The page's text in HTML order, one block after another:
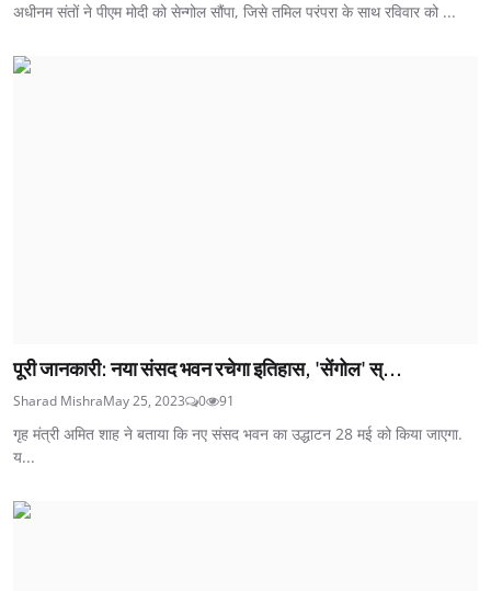
अधीनम संतों ने पीएम मोदी को सेन्गोल सौंपा, जिसे तमिल परंपरा के साथ रविवार को ...
पूरी जानकारी: नया संसद भवन रचेगा इतिहास, 'सेंगोल' स्...
Sharad MishraMay 25, 2023 0 91
गृह मंत्री अमित शाह ने बताया कि नए संसद भवन का उद्धाटन 28 मई को किया जाएगा.
य...